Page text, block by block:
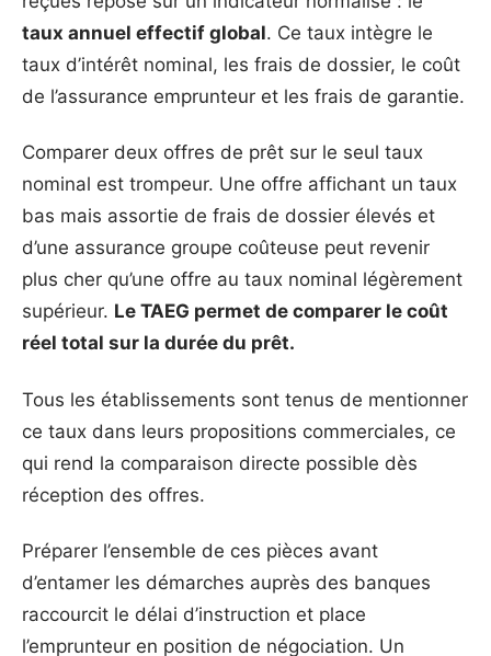
taux annuel effectif global. Ce taux intègre le
taux d’intérêt nominal, les frais de dossier, le coût
de l’assurance emprunteur et les frais de garantie.
Comparer deux offres de prêt sur le seul taux
nominal est trompeur. Une offre affichant un taux
bas mais assortie de frais de dossier élevés et
d’une assurance groupe coûteuse peut revenir
plus cher qu’une offre au taux nominal légèrement
supérieur. Le TAEG permet de comparer le coût
réel total sur la durée du prêt.
Tous les établissements sont tenus de mentionner
ce taux dans leurs propositions commerciales, ce
qui rend la comparaison directe possible dès
réception des offres.
Préparer l’ensemble de ces pièces avant
d’entamer les démarches auprès des banques
raccourcit le délai d’instruction et place
l’emprunteur en position de négociation. Un